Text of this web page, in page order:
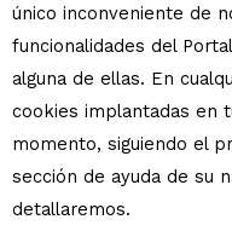
único inconveniente de
funcionalidades del
alguna de ellas. En
cookies implantadas en
momento, siguiendo el
sección de ayuda de su
detallaremos.